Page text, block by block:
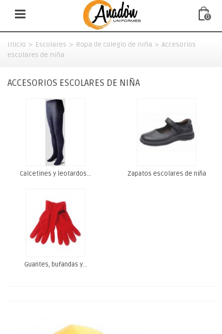
0
Inicio > Escolares > Ropa de colegio de niña > Accesorios
escolares de niña
ACCESORIOS ESCOLARES DE NIÑA
Calcetines y leotardos... Zapatos escolares de niña
Guantes, bufandas y...